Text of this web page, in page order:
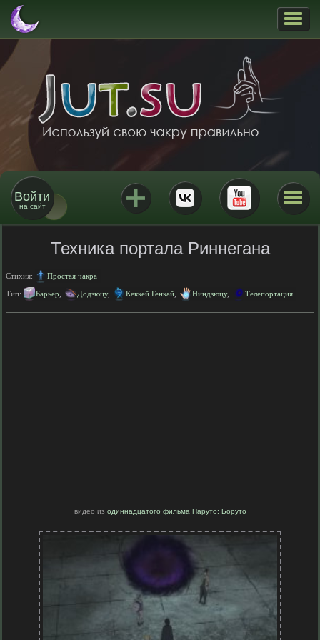
Войти
на сайт
Техника портала Риннегана
Стихия: Простая чакра
Тип: Барьер Додзюцу, Кеккей Генкай Ниндзюцу, Телепортация
видео из одиннадцатого фильма Наруто: Боруто